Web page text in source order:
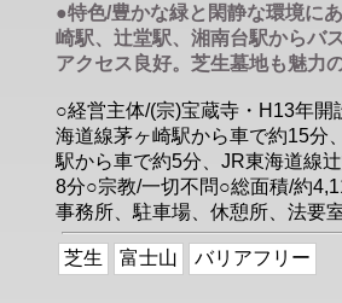
●特色/豊かな緑と閑静な環境に
崎駅、辻堂駅、湘南台駅からバ
アクセス良好。芝生墓地も魅力
○経営主体/(宗)宝蔵寺・H13年開
海道線茅ヶ崎駅から車で約15分
駅から車で約5分、JR東海道線
8分○宗教/一切不問○総面積/約
事務所、駐車場、休憩所、法要
芝生 富士山 バリアフリー